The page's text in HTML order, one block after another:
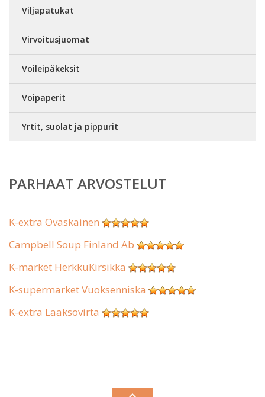
Viljapatukat
Virvoitusjuomat
Voileipäkeksit
Voipaperit
Yrtit, suolat ja pippurit
PARHAAT ARVOSTELUT
K-extra Ovaskainen
Campbell Soup Finland Ab
K-market HerkkuKirsikka
K-supermarket Vuoksenniska
K-extra Laaksovirta